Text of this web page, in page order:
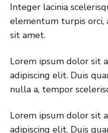
Integer lacinia
elementum turpis
sit amet.
Lorem ipsum dolor sit
adipiscing elit. Duis
nulla a, tempor
Lorem ipsum dolor sit
adipiscing elit. Duis